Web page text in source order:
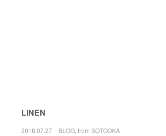
LINEN
2018.07.27 BLOG from SOTOOKA